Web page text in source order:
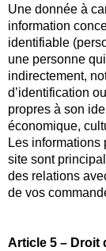
Une donnée à
information
identifiable
une personne
indirectement,
d’identification
propres à son
économique,
Les
site sont
des relations
de vos
Article 5 – Droit